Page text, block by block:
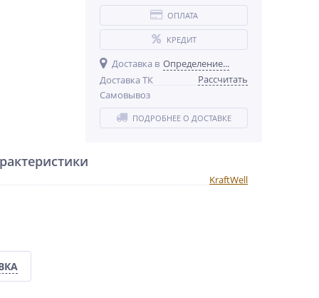
ОПЛАТА
КРЕДИТ
Доставка в Определение...
Доставка ТК
Рассчитать
Самовывоз
ПОДРОБНЕЕ О ДОСТАВКЕ
KraftWell